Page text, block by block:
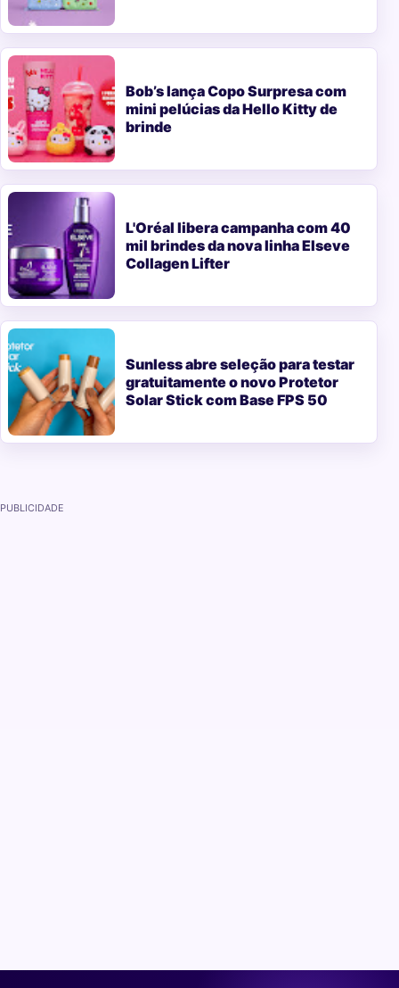
Bob’s lança Copo Surpresa com
mini pelúcias da Hello Kitty de
brinde
L'Oréal libera campanha com 40
mil brindes da nova linha Elseve
Collagen Lifter
Sunless abre seleção para testar
gratuitamente o novo Protetor
Solar Stick com Base FPS 50
PUBLICIDADE